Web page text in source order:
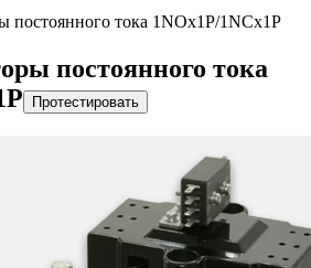
постоянного тока 1NOx1P/1NCx1P
постоянного тока
Протестировать